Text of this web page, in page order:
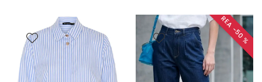
REA −50 %